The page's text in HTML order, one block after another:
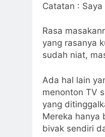
Catatan :
Rasa
yang rasanya
sudah niat,
Ada hal lain
menonton TV
yang
Mereka hanya
bivak sendiri